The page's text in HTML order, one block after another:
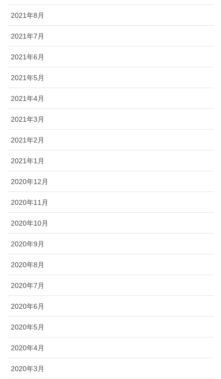
2021年8月
2021年7月
2021年6月
2021年5月
2021年4月
2021年3月
2021年2月
2021年1月
2020年12月
2020年11月
2020年10月
2020年9月
2020年8月
2020年7月
2020年6月
2020年5月
2020年4月
2020年3月